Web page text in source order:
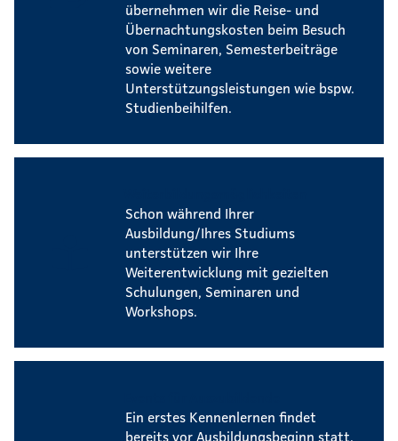
übernehmen wir die Reise- und
Übernachtungskosten beim Besuch
von Seminaren, Semesterbeiträge
sowie weitere
Unterstützungsleistungen wie bspw.
Studienbeihilfen.
Schon während Ihrer
Ausbildung/Ihres Studiums
unterstützen wir Ihre
Weiterentwicklung mit gezielten
Schulungen, Seminaren und
Workshops.
Ein erstes Kennenlernen findet
bereits vor Ausbildungsbeginn statt.